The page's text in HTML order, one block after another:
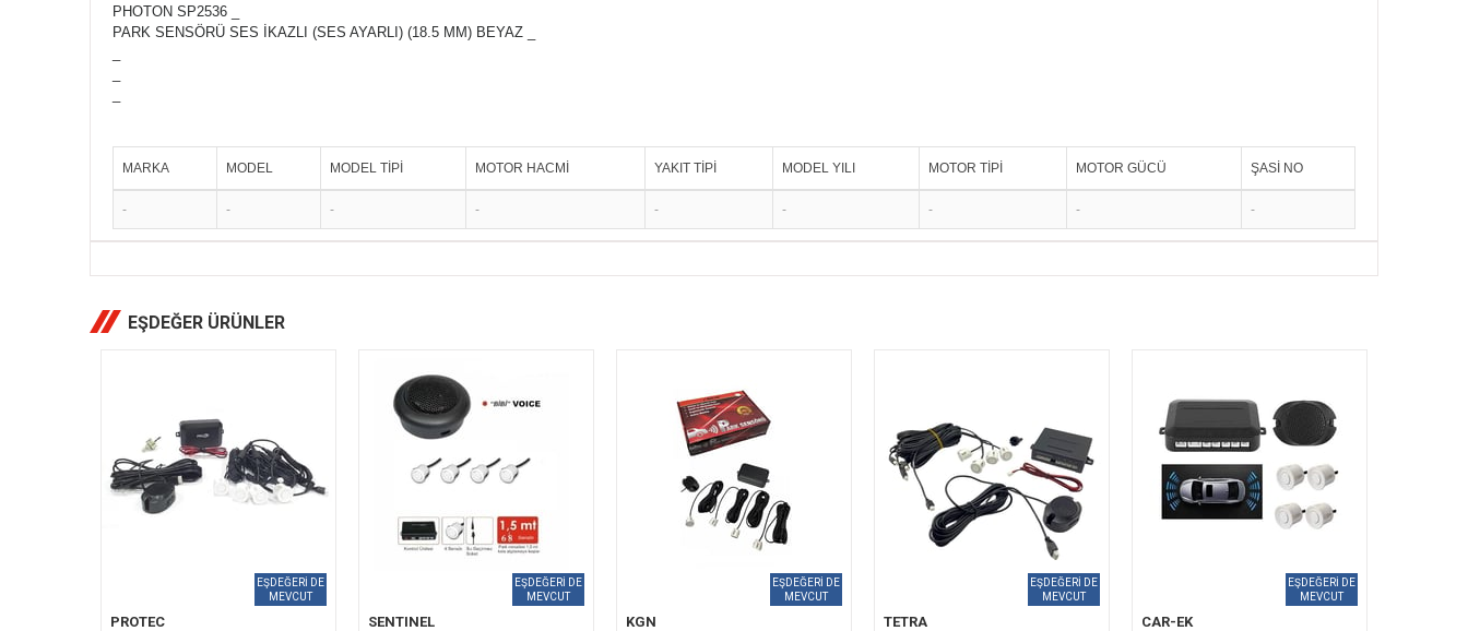
PHOTON SP2536 _
PARK SENSÖRÜ SES İKAZLI (SES AYARLI) (18.5 MM) BEYAZ _
MARKA MODEL MODEL TİPİ MOTOR HACMİ YAKIT TİPİ MODEL YILI MOTOR TİPİ MOTOR GÜCÜ ŞASİ NO
- - - - - - - - -
EŞDEĞER ÜRÜNLER
PROTEC SENTINEL KGN TETRA CAR-EK